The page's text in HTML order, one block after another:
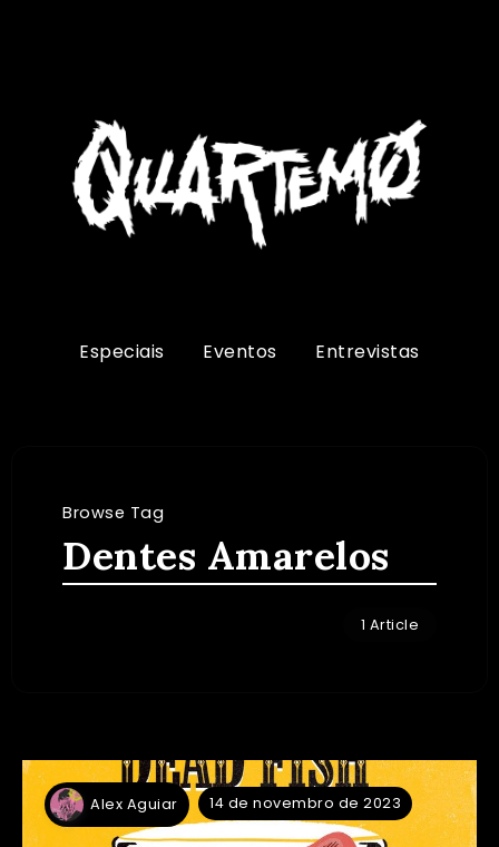
Especiais Eventos Entrevistas
Browse Tag
Dentes Amarelos
1 Article
Alex Aguiar 14 de novembro de 2023